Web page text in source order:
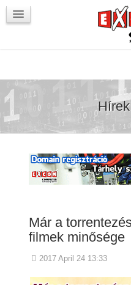
VörösmartyKOCKA
Hírek
Már a
filmek minősége
2017 April 24 13:33